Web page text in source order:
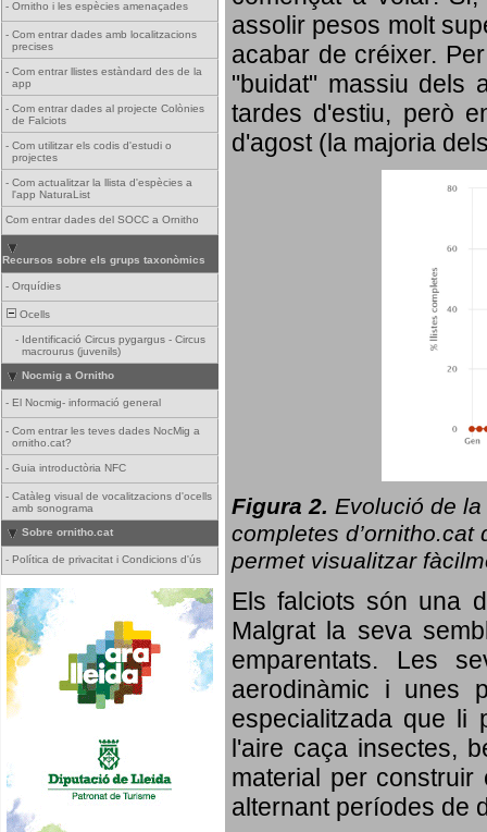
- Ornitho i les espècies amenaçades
- Com entrar dades amb localitzacions
precises
- Com entrar llistes estàndard des de la
app
- Com entrar dades al projecte Colònies
de Falciots
- Com utilitzar els codis d'estudi o
projectes
- Com actualitzar la llista d'espècies a
l'app NaturaList
Com entrar dades del SOCC a Ornitho
Recursos sobre els grups taxonòmics
- Orquídies
Ocells
- Identificació Circus pygargus - Circus
macrourus (juvenils)
Nocmig a Ornitho
- El Nocmig- informació general
- Com entrar les teves dades NocMig a
ornitho.cat?
- Guia introductòria NFC
- Catàleg visual de vocalitzacions d'ocells
amb sonograma
Sobre ornitho.cat
- Política de privacitat i Condicions d'ús
assolir pesos molt
acabar de créixer.
"buidat" massiu dels
tardes d'estiu, però
d'agost (la majoria
Figura 2. Evolució de la
completes d’ornitho.cat
permet visualitzar
Els falciots són una
Malgrat la seva
emparentats. Les
aerodinàmic i unes
especialitzada que li
l'aire caça insectes,
material per
alternant períodes de